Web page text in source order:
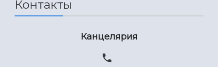
Контакты
Канцелярия